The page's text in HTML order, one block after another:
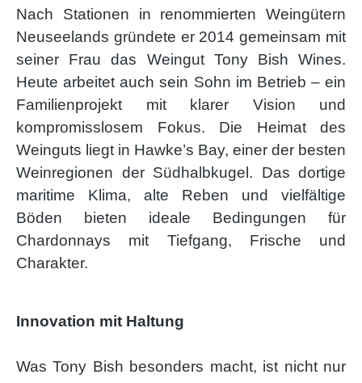
Nach Stationen in renommierten Weingütern
Neuseelands gründete er 2014 gemeinsam mit
seiner Frau das Weingut Tony Bish Wines.
Heute arbeitet auch sein Sohn im Betrieb – ein
Familienprojekt mit klarer Vision und
kompromisslosem Fokus. Die Heimat des
Weinguts liegt in Hawke’s Bay, einer der besten
Weinregionen der Südhalbkugel. Das dortige
maritime Klima, alte Reben und vielfältige
Böden bieten ideale Bedingungen für
Chardonnays mit Tiefgang, Frische und
Charakter.
Innovation mit Haltung
Was Tony Bish besonders macht, ist nicht nur